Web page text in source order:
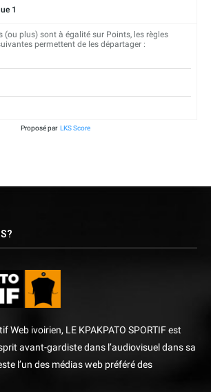
1
(ou plus) sont à égalité sur Points, les règles
permettent de les départager :
Proposé par LKS Score
Web ivoirien, LE KPAKPATO SPORTIF est
avant-gardiste dans l’audiovisuel dans sa
l’un des médias web préféré des